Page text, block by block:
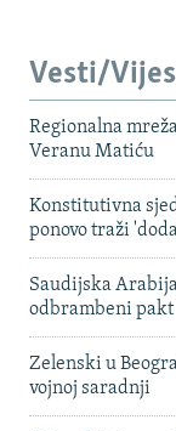
Vesti/
Regionalna
Veranu Matiću
Konstitutivna
ponovo traži
Saudijska
odbrambeni pakt
Zelenski u
vojnoj saradnji